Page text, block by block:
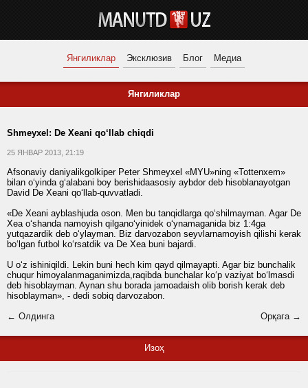
Янгиликлар Эксклюзив Блог Медиа
Янгиликлар
Shmeyxel: De Xeani qo‘llab chiqdi
25 ЯНВАР 2013, 21:19
Afsonaviy daniyalikgolkiper Peter Shmeyxel «MYU»ning «Tottenxem»
bilan o‘yinda g‘alabani boy berishidaasosiy aybdor deb hisoblanayotgan
David De Xeani qo‘llab-quvvatladi.
«De Xeani ayblashjuda oson. Men bu tanqidlarga qo‘shilmayman. Agar De
Xea o‘shanda namoyish qilgano‘yinidek o‘ynamaganida biz 1:4ga
yutqazardik deb o‘ylayman. Biz darvozabon seyvlarnamoyish qilishi kerak
bo‘lgan futbol ko‘rsatdik va De Xea buni bajardi.
U o‘z ishiniqildi. Lekin buni hech kim qayd qilmayapti. Agar biz bunchalik
chuqur himoyalanmaganimizda,raqibda bunchalar ko‘p vaziyat bo‘lmasdi
deb hisoblayman. Aynan shu borada jamoadaish olib borish kerak deb
hisoblayman», - dedi sobiq darvozabon.
← Олдинга
Орқага →
Изоҳ